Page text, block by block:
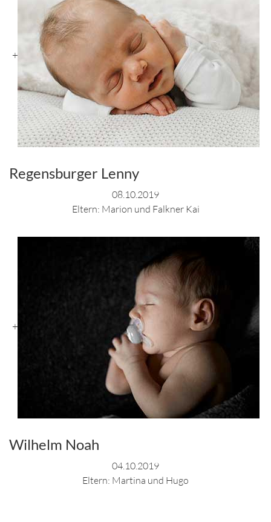
+
Regensburger Lenny
08.10.2019
Eltern: Marion und Falkner Kai
+
Wilhelm Noah
04.10.2019
Eltern: Martina und Hugo